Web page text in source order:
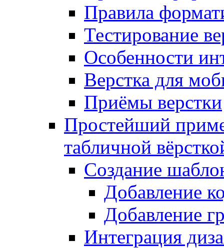
Правила
Тестирование
Особенности
Верстка для
Приёмы верстки
Простейший
табличной
Создание
Добавление
Добавление
Интеграция